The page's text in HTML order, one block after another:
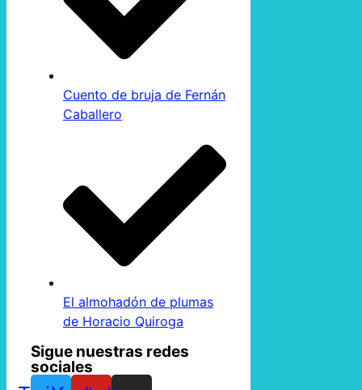
Cuento de bruja de Fernán
Caballero
El almohadón de plumas
de Horacio Quiroga
Sigue nuestras redes
sociales